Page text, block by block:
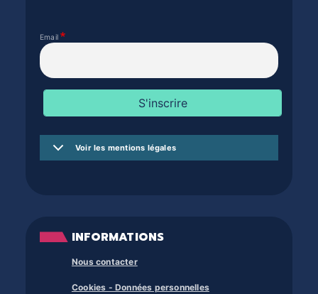
Email
Voir les mentions légales
INFORMATIONS
Nous contacter
Cookies - Données personnelles